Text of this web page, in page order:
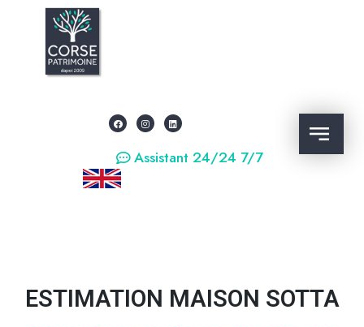
Assistant 24/24 7/7
ESTIMATION MAISON SOTTA